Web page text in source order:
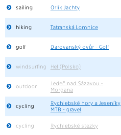
sailing Orlík Jachty
hiking Tatranská Lomnice
golf Darovanský dvůr - Golf
windsurfing Hel (Polsko)
outdoor
Ledeč nad Sázavou -
Morgana
cycling
Rychlebské hory a Jeseníky
MTB - gravel
cycling Rychlebské stezky